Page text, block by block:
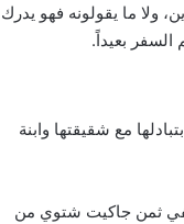
ولا ما يقولونه فهو يدرك
بعيداً.
مع شقيقتها وابنة
ليرة مع التعويضات، لا يكفي ثمن جاكيت شتوي من